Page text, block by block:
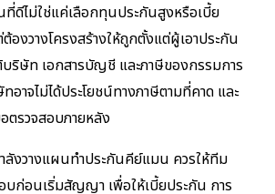
ดีไม่ใช่แค่เลือกทุนประกันสูงหรือเบี้ย
องวางโครงสร้างให้ถูกตั้งแต่ผู้เอาประกัน
ริษัท เอกสารบัญชี และภาษีของกรรมการ
าจไม่ได้ประโยชน์ทางภาษีตามที่คาด และ
ตรวจสอบภายหลัง
งวางแผนทำประกันคีย์แมน ควรให้ทีม
บก่อนเริ่มสัญญา เพื่อให้เบี้ยประกัน การ